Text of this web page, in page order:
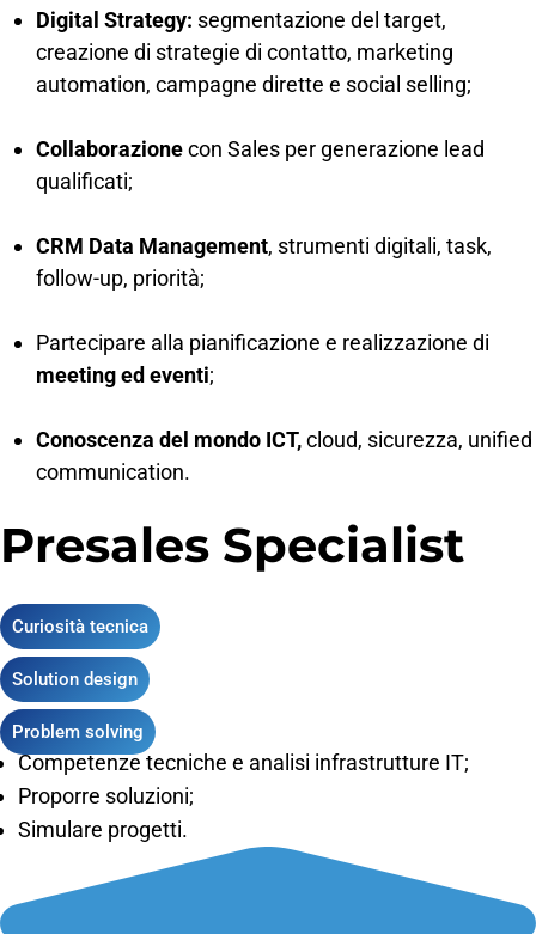
Digital Strategy: segmentazione del target,
creazione di strategie di contatto, marketing
automation, campagne dirette e social selling;
Collaborazionecon Sales per generazione lead
qualificati;
CRM Data Management, strumenti digitali, task,
follow-up, priorità;
Partecipare alla pianificazione e realizzazione di
meeting ed eventi;
Conoscenza del mondo ICT,cloud, sicurezza, unified
communication.
Presales Specialist
Curiosità tecnica
Solution design
Problem solving
Competenze tecniche e analisi infrastrutture IT;
Proporre soluzioni;
Simulare progetti.